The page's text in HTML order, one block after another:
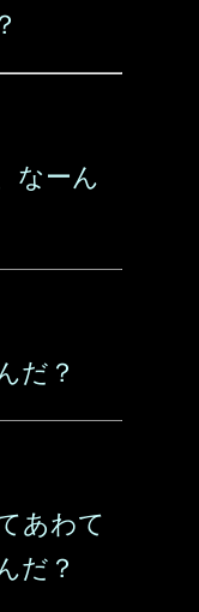
なーん
だ？
あわて
だ？